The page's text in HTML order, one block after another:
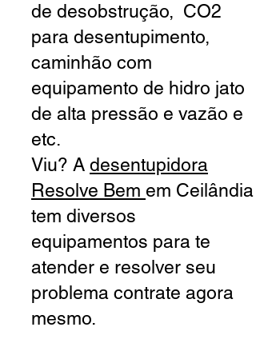
de desobstrução, CO2
para desentupimento,
caminhão com
equipamento de hidro jato
de alta pressão e vazão e
etc.
Viu? A desentupidora
Resolve Bem em Ceilândia
tem diversos
equipamentos para te
atender e resolver seu
problema contrate agora
mesmo.